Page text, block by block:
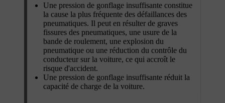
Une pression de gonflage insuffisante constitue
la cause la plus fréquente des défaillances des
pneumatiques. Il peut en résulter de graves
fissures des pneumatiques, une usure de la
bande de roulement, une explosion du
pneumatique ou une réduction du contrôle du
conducteur sur la voiture, ce qui accroît le
risque d'accident.
Une pression de gonflage insuffisante réduit la
capacité de charge de la voiture.